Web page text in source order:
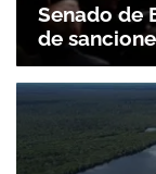
Senado de
de